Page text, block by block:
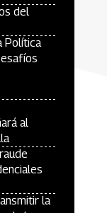
del
Política
al
la